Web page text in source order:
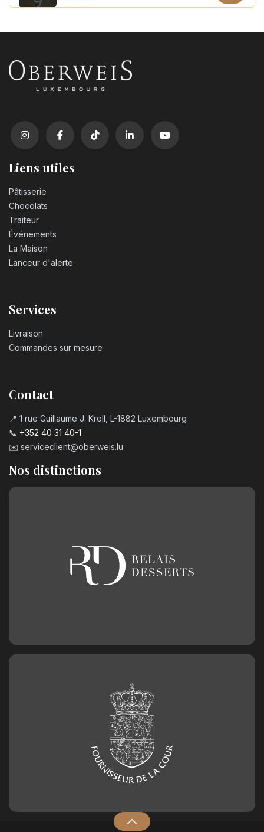
PM Couronne en croquant
Liens utiles
Pâtisserie
Chocolats
Traiteur
Événements
La Maison
Lanceur d'alerte
Services
Livraison
Commandes sur mesure
Contact
📍 1 rue Guillaume J. Kroll, L-1882 Luxembourg
📞 +352 40 31 40-1
✉️ serviceclient@oberweis.lu
Nos distinctions